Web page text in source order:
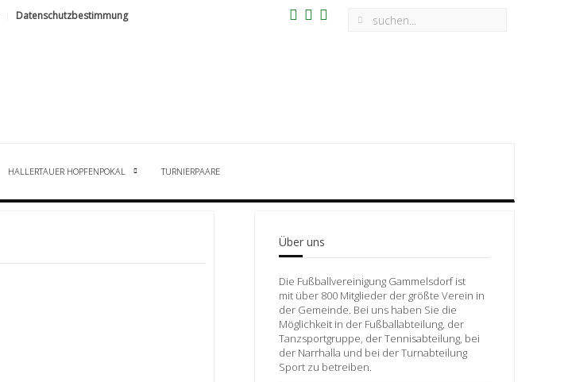
Datenschutzbestimmung
HALLERTAUER HOPFENPOKAL TURNIERPAARE
Über uns
Die Fußballvereinigung Gammelsdorf ist
mit über 800 Mitglieder der größte Verein in
der Gemeinde. Bei uns haben Sie die
Möglichkeit in der Fußballabteilung, der
Tanzsportgruppe, der Tennisabteilung, bei
der Narrhalla und bei der Turnabteilung
Sport zu betreiben.